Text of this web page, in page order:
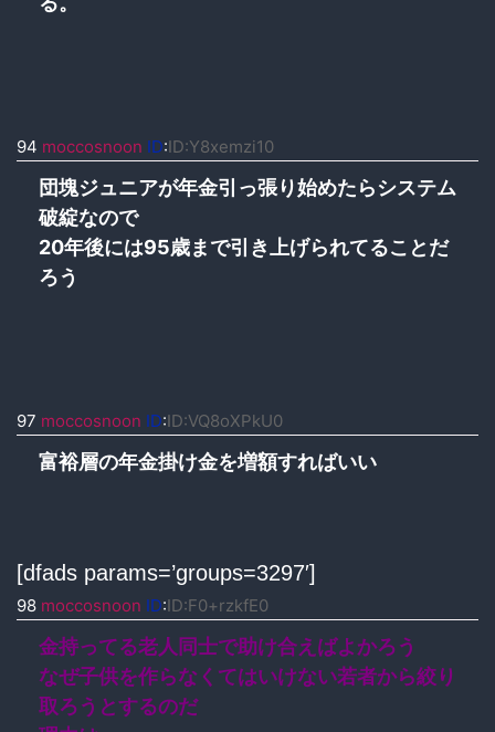
94 moccosnoon ID:ID:Y8xemzi10
団塊ジュニアが年金引っ張り始めたらシステム
破綻なので
20年後には95歳まで引き上げられてることだ
ろう
97 moccosnoon ID:ID:VQ8oXPkU0
富裕層の年金掛け金を増額すればいい
[dfads params=’groups=3297′]
98 moccosnoon ID:ID:F0+rzkfE0
金持ってる老人同士で助け合えばよかろう
なぜ子供を作らなくてはいけない若者から絞り
取ろうとするのだ